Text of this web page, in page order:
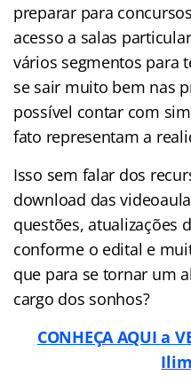
preparar para
acesso a salas
vários segmentos para
se sair muito bem nas
possível contar com
fato representam a
Isso sem falar dos
download das
questões, atualizações
conforme o edital e
que para se tornar um
cargo dos sonhos?
CONHEÇA AQUI a